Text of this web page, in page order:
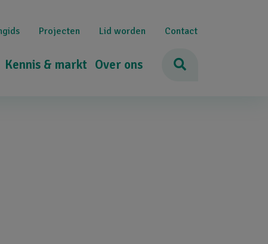
Kennis & markt Over ons
Projecten Lid worden Contact